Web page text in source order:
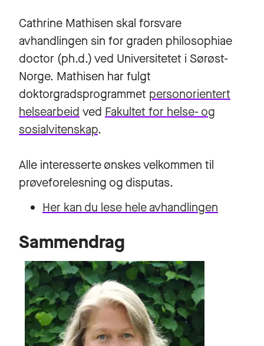
Cathrine Mathisen skal forsvare
avhandlingen sin for graden philosophiae
doctor (ph.d.) ved Universitetet i Sørøst-
Norge. Mathisen har fulgt
doktorgradsprogrammet personorientert
helsearbeid ved Fakultet for helse- og
sosialvitenskap.
Alle interesserte ønskes velkommen til
prøveforelesning og disputas.
Her kan du lese hele avhandlingen
Sammendrag